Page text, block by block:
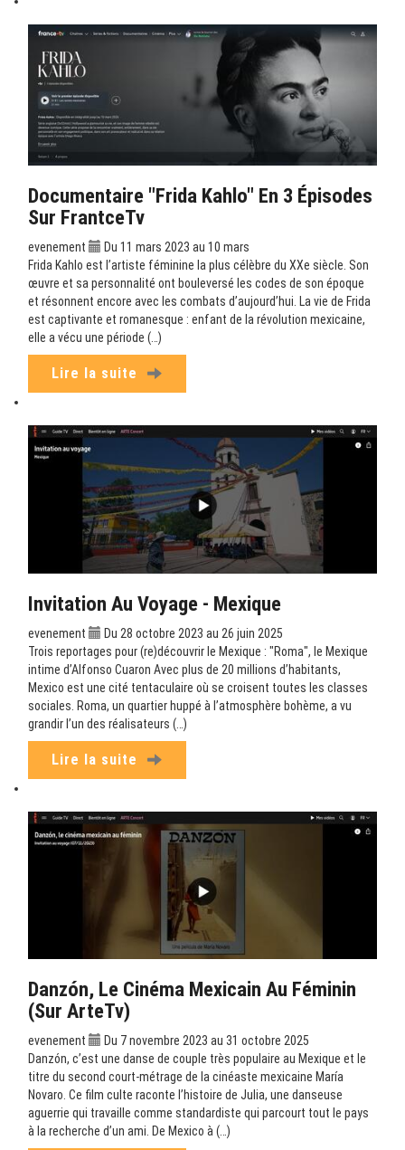
Documentaire "Frida Kahlo" En 3 Épisodes
Sur FrantceTv
evenement
Du 11 mars 2023 au 10 mars
Frida Kahlo est l’artiste féminine la plus célèbre du XXe siècle. Son
œuvre et sa personnalité ont bouleversé les codes de son époque
et résonnent encore avec les combats d’aujourd’hui. La vie de Frida
est captivante et romanesque : enfant de la révolution mexicaine,
elle a vécu une période (…)
Lire la suite
Invitation Au Voyage - Mexique
evenement
Du 28 octobre 2023 au 26 juin 2025
Trois reportages pour (re)découvrir le Mexique : "Roma", le Mexique
intime d’Alfonso Cuaron Avec plus de 20 millions d’habitants,
Mexico est une cité tentaculaire où se croisent toutes les classes
sociales. Roma, un quartier huppé à l’atmosphère bohème, a vu
grandir l’un des réalisateurs (…)
Lire la suite
Danzón, Le Cinéma Mexicain Au Féminin
(sur ArteTv)
evenement
Du 7 novembre 2023 au 31 octobre 2025
Danzón, c’est une danse de couple très populaire au Mexique et le
titre du second court-métrage de la cinéaste mexicaine María
Novaro. Ce film culte raconte l’histoire de Julia, une danseuse
aguerrie qui travaille comme standardiste qui parcourt tout le pays
à la recherche d’un ami. De Mexico à (…)